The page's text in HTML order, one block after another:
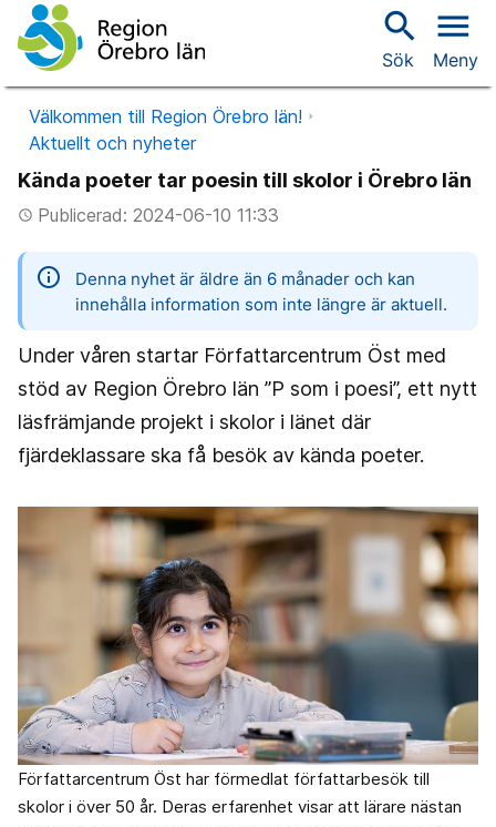
search
Sök
menu
Meny
Välkommen till Region Örebro län!
Aktuellt och nyheter
Kända poeter tar poesin till skolor i Örebro län
access_timePublicerad: 2024-06-10 11:33
information
Denna nyhet är äldre än 6 månader och kan
innehålla information som inte längre är aktuell.
Under våren startar Författarcentrum Öst med
stöd av Region Örebro län ”P som i poesi”, ett nytt
läsfrämjande projekt i skolor i länet där
fjärdeklassare ska få besök av kända poeter.
Författarcentrum Öst har förmedlat författarbesök till
skolor i över 50 år. Deras erfarenhet visar att lärare nästan